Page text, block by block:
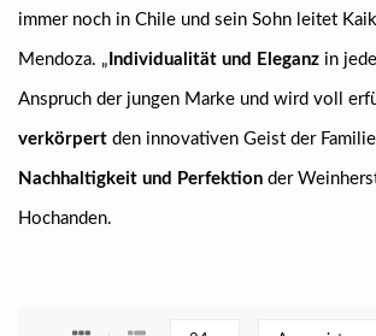
immer noch in Chile und sein Sohn leitet
Mendoza. „ Individualität und Eleganz in
Anspruch der jungen Marke und wird voll
verkörpert den innovativen Geist der
Nachhaltigkeit und Perfektion der
Hochanden.